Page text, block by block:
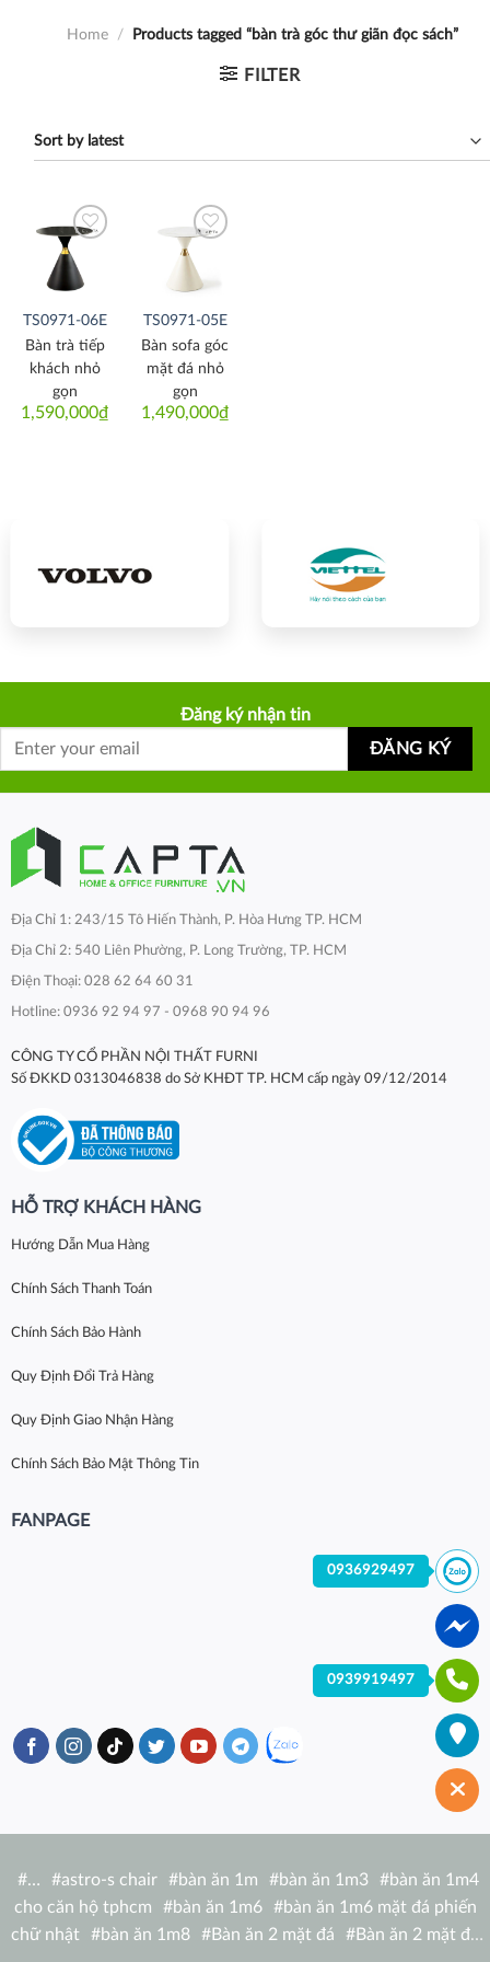
Home / Products tagged “bàn trà góc thư giãn đọc sách”
FILTER
Thích
TS0971-06E
1,590,000₫
Bàn trà tiếp
khách nhỏ
gọn
Thích
TS0971-05E
1,490,000₫
Bàn sofa góc
mặt đá nhỏ
gọn
Đăng ký nhận tin
Địa Chỉ 1: 243/15 Tô Hiến Thành, P. Hòa Hưng TP. HCM
Địa Chỉ 2: 540 Liên Phường, P. Long Trường, TP. HCM
Điện Thoại: 028 62 64 60 31
Hotline: 0936 92 94 97 - 0968 90 94 96
CÔNG TY CỔ PHẦN NỘI THẤT FURNI
Số ĐKKD 0313046838 do Sở KHĐT TP. HCM cấp ngày 09/12/2014
HỖ TRỢ KHÁCH HÀNG
Hướng Dẫn Mua Hàng
Chính Sách Thanh Toán
Chính Sách Bảo Hành
Quy Định Đổi Trả Hàng
Quy Định Giao Nhận Hàng
Chính Sách Bảo Mật Thông Tin
FANPAGE
#… #astro-s chair #bàn ăn 1m #bàn ăn 1m3 #bàn ăn 1m4
cho căn hộ tphcm
#bàn ăn 1m6 #bàn ăn 1m6 mặt đá phiến
chữ nhật
#bàn ăn 1m8 #Bàn ăn 2 mặt đá #Bàn ăn 2 mặt đá
0936929497
0939919497